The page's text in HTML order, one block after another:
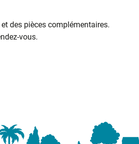
des pièces complémentaires.
vous.